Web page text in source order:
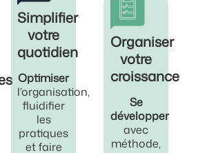
Simplifier
votre
quotidien
Optimiser
l’organisation,
fluidifier
les
pratiques
et faire
Organiser
votre
croissance
Se
développer
avec
méthode,